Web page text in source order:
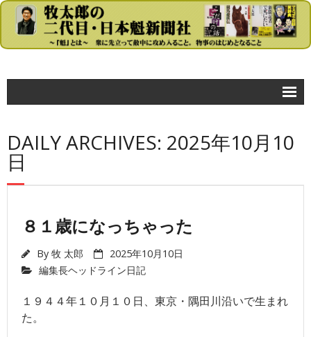
- 牧太郎の大きな声では言えないが…
- 自民党
- 民主党
- 日本共産党
DAILY ARCHIVES: 2025年10月10
日
８１歳になっちゃった
By 牧 太郎
2025年10月10日
編集長ヘッドライン日記
１９４４年１０月１０日、東京・隅田川沿いで生まれ
た。